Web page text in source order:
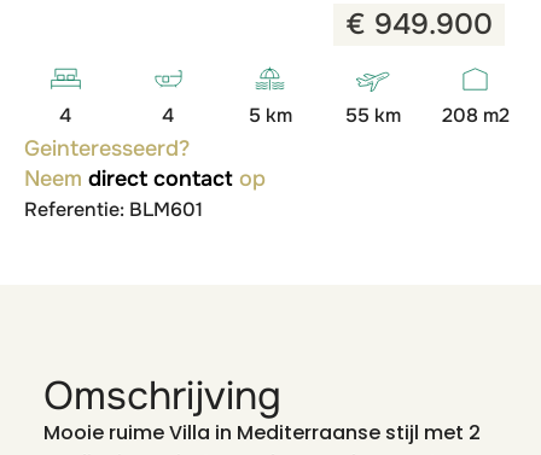
€ 949.900
4 4 5 km 55 km 208 m2
Geinteresseerd?
Neem direct contact op
Referentie: BLM601
Omschrijving
Mooie ruime Villa in Mediterraanse stijl met 2